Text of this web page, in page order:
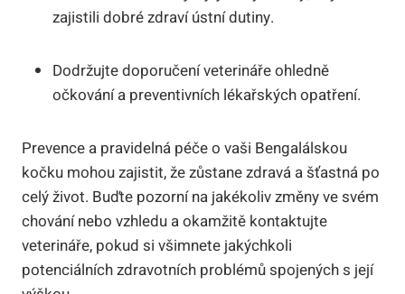
zajistili dobré zdraví ústní dutiny.
Dodržujte doporučení veterináře ohledně
očkování a preventivních lékařských opatření.
Prevence a pravidelná péče o vaši Bengalálskou
kočku mohou zajistit, že zůstane zdravá a šťastná po
celý život. Buďte pozorní na jakékoliv změny ve svém
chování nebo vzhledu a okamžitě kontaktujte
veterináře, pokud si všimnete jakýchkoli
potenciálních zdravotních problémů spojených s její